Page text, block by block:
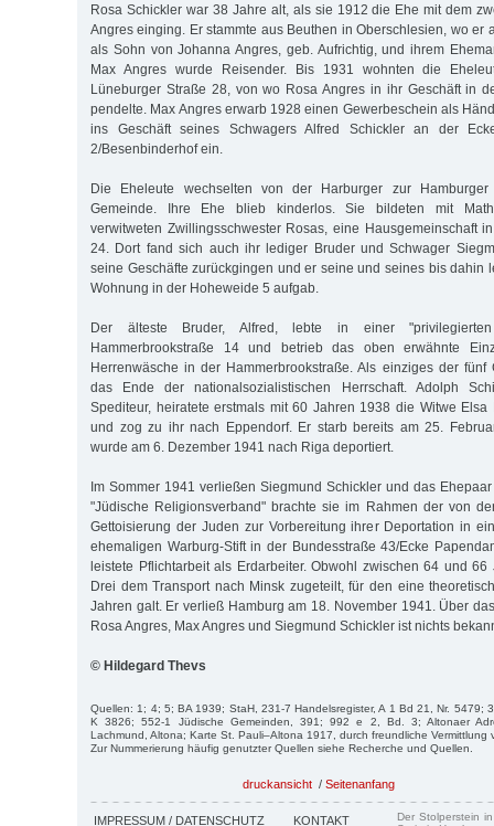
Rosa Schickler war 38 Jahre alt, als sie 1912 die Ehe mit dem
Angres einging. Er stammte aus Beuthen in Oberschlesien, wo er
als Sohn von Johanna Angres, geb. Aufrichtig, und ihrem
Max Angres wurde Reisender. Bis 1931 wohnten die
Lüneburger Straße 28, von wo Rosa Angres in ihr Geschäft in
pendelte. Max Angres erwarb 1928 einen Gewerbeschein als
ins Geschäft seines Schwagers Alfred Schickler an der
2/Besenbinderhof ein.
Die Eheleute wechselten von der Har­burger zur Hamburger
Gemeinde. Ihre Ehe blieb kinderlos. Sie bildeten mit
verwitweten Zwillingsschwester Rosas, eine Hausgemeinschaft
24. Dort fand sich auch ihr lediger Bruder und Schwager
seine Geschäfte zurückgingen und er seine und seines bis dahin
Wohnung in der Hoheweide 5 aufgab.
Der älteste Bruder, Alfred, lebte in einer
Hammerbrookstraße 14 und betrieb das oben erwähnte
Herrenwäsche in der Hammer­brookstraße. Als einziges der fünf
das Ende der nationalsozialistischen Herrschaft. Adolph
Spediteur, heiratete erstmals mit 60 Jahren 1938 die Witwe Elsa
und zog zu ihr nach Eppendorf. Er starb bereits am 25.
wurde am 6. Dezember 1941 nach Riga deportiert.
Im Sommer 1941 verließen Siegmund Schickler und das
"Jüdische Religionsverband" brachte sie im Rahmen der von
Gettoisierung der Juden zur Vorbereitung ihrer Deportation in
ehemaligen Warburg-Stift in der Bundesstraße 43/Ecke
leistete Pflicht­arbeit als Erdarbeiter. Obwohl zwischen 64 und
Drei dem Transport nach Minsk zugeteilt, für den eine
Jahren galt. Er verließ Hamburg am 18. November 1941. Über
Rosa Angres, Max Angres und Siegmund Schickler ist nichts
© Hildegard Thevs
Quellen: 1; 4; 5; BA 1939; StaH, 231-7 Handelsregister, A 1 Bd 21, Nr. 5479;
K 3826; 552-1 Jüdische Gemeinden, 391; 992 e 2, Bd. 3; Altonaer
Lachmund, Altona; Karte St. Pauli–Altona 1917, durch freundliche Vermittlung
Zur Nummerierung häufig genutzter Quellen siehe Recherche und Quellen.
druckansicht / Seitenanfang
IMPRESSUM / DATENSCHUTZ KONTAKT
Der Stolperstein